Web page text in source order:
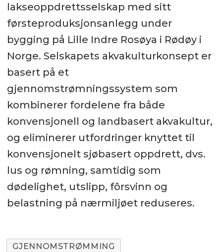
lakseoppdrettsselskap med sitt
førsteproduksjonsanlegg under
bygging på Lille Indre Rosøya i Rødøy i
Norge. Selskapets akvakulturkonsept er
basert på et
gjennomstrømningssystem som
kombinerer fordelene fra både
konvensjonell og landbasert akvakultur,
og eliminerer utfordringer knyttet til
konvensjonelt sjøbasert oppdrett, dvs.
lus og rømning, samtidig som
dødelighet, utslipp, fôrsvinn og
belastning på nærmiljøet reduseres.
GJENNOMSTRØMMING